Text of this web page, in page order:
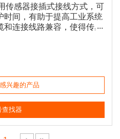
传感器接插式接线方式，可
时间，有助于提高工业系统
和连接线路兼容，使得传感
兴趣的产品
查找器